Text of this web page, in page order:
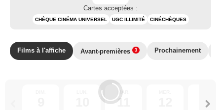
Cartes acceptées :
CHÈQUE CINÉMA UNIVERSEL UGC ILLIMITÉ CINÉCHÈQUES
Films à l'affiche Avant-premières 3 Prochainement
11 13